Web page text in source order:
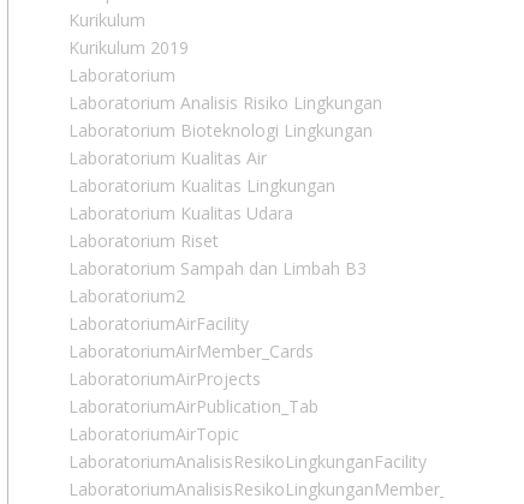
Kurikulum
Kurikulum 2019
Laboratorium
Laboratorium Analisis Risiko Lingkungan
Laboratorium Bioteknologi Lingkungan
Laboratorium Kualitas Air
Laboratorium Kualitas Lingkungan
Laboratorium Kualitas Udara
Laboratorium Riset
Laboratorium Sampah dan Limbah B3
Laboratorium2
LaboratoriumAirFacility
LaboratoriumAirMember_Cards
LaboratoriumAirProjects
LaboratoriumAirPublication_Tab
LaboratoriumAirTopic
LaboratoriumAnalisisResikoLingkunganFacility
LaboratoriumAnalisisResikoLingkunganMember_Cards